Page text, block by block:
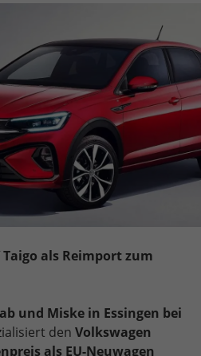
Taigo als Reimport zum
und Miske in Essingen bei
den Volkswagen
als EU-Neuwagen